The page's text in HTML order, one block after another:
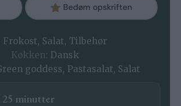
Bedøm opskriften
Frokost, Salat, Tilbehør
Køkken: Dansk
goddess, Pastasalat, Salat
25minutter
minutter